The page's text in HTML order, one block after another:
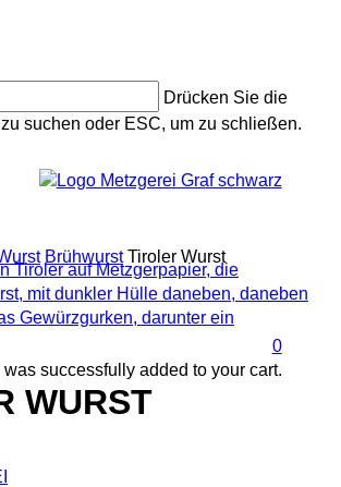
Drücken Sie die
suchen oder ESC, um zu schließen.
account
0
was successfully added to your cart.
Brühwurst Tiroler Wurst
WURST